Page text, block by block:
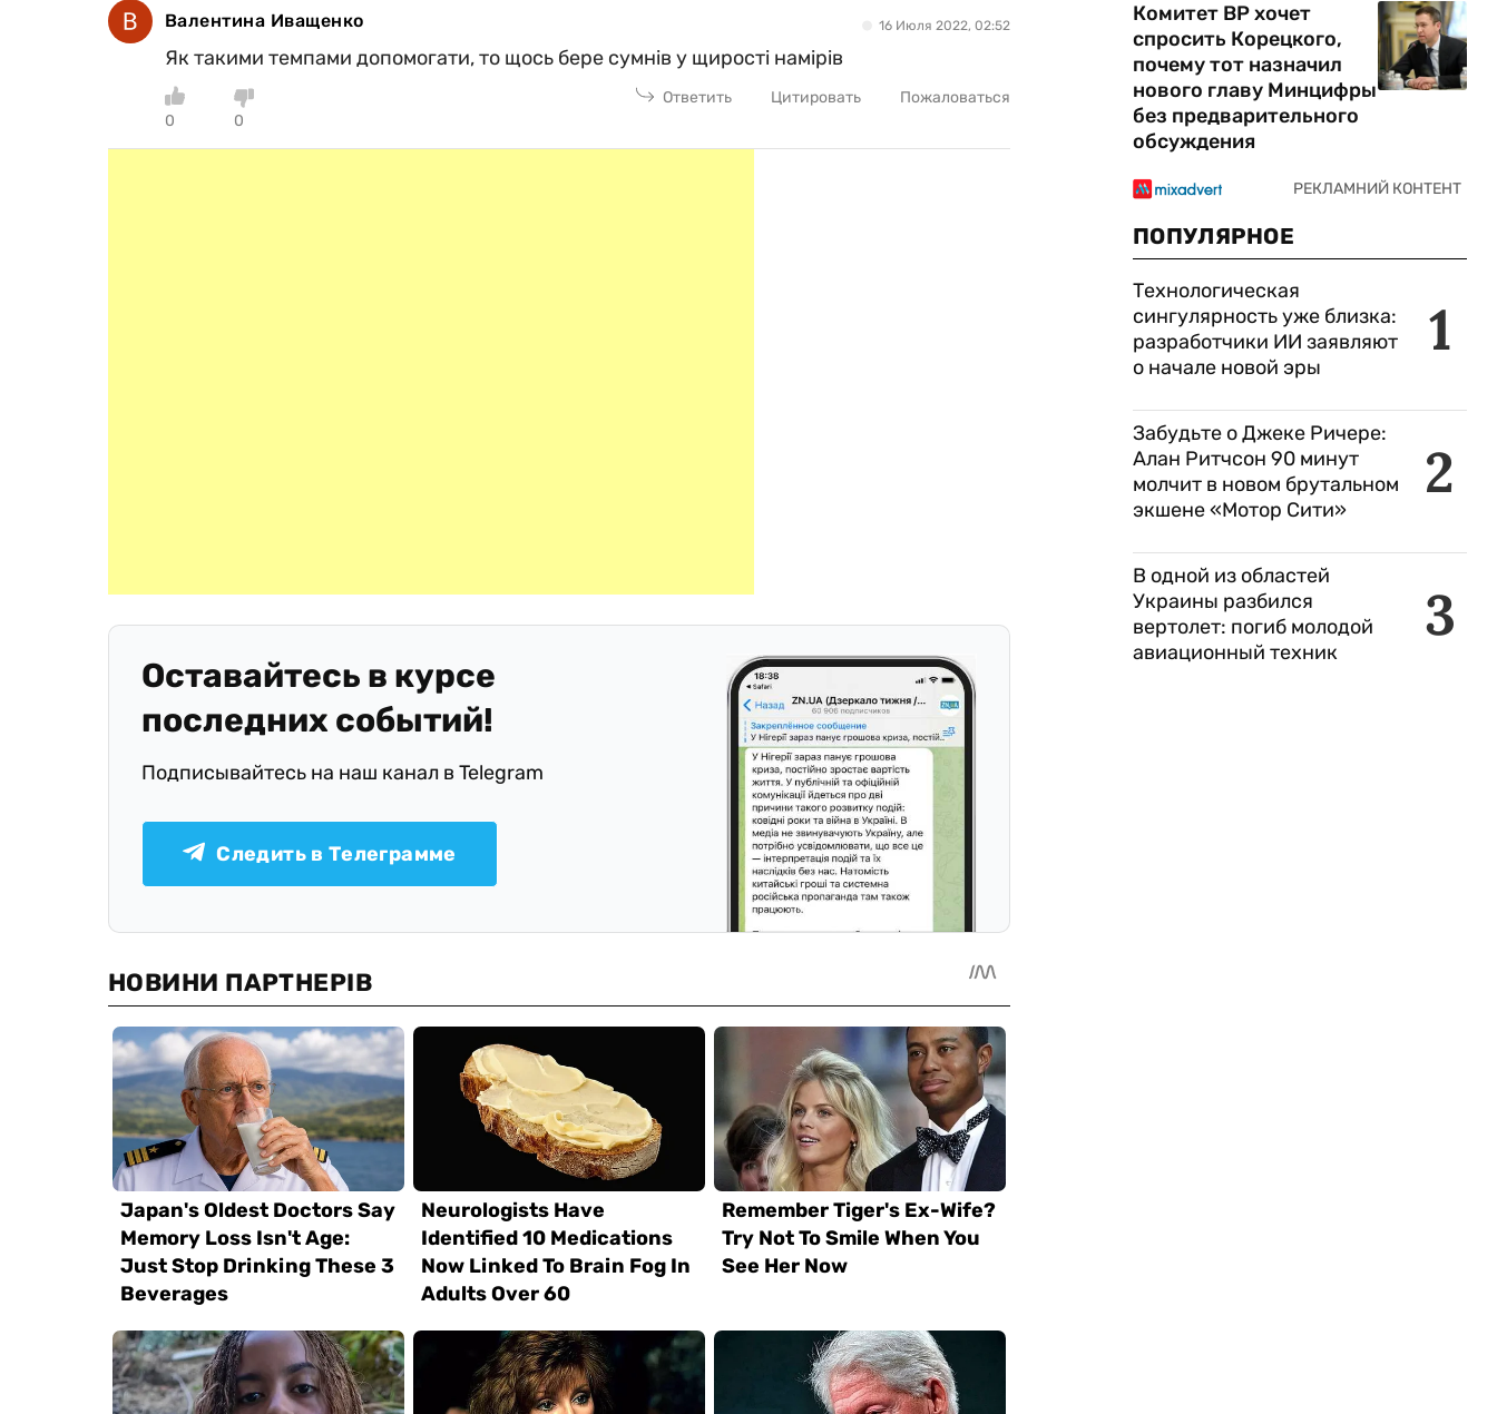
Валентина Иващенко 16 Июля 2022, 02:52
Як такими темпами допомогати, то щось бере сумнів у щирості намірів
0 0
Ответить Цитировать Пожаловаться
Оставайтесь в курсе
последних событий!
Подписывайтесь на наш канал в Telegram
Следить в Телеграмме
Комитет ВР хочет
спросить Корецкого,
почему тот назначил
нового главу Минцифры
без предварительного
обсуждения
ПОПУЛЯРНОЕ
1
Технологическая
сингулярность уже близка:
разработчики ИИ заявляют
о начале новой эры
2
Забудьте о Джеке Ричере:
Алан Ритчсон 90 минут
молчит в новом брутальном
экшене «Мотор Сити»
3
В одной из областей
Украины разбился
вертолет: погиб молодой
авиационный техник